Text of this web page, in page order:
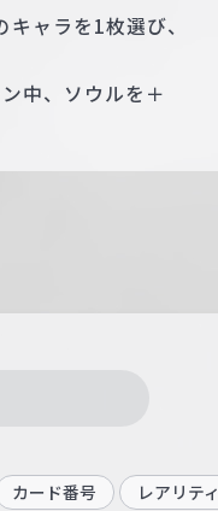
ャラを1枚選び、
中、ソウルを＋
カード番号 レアリティ